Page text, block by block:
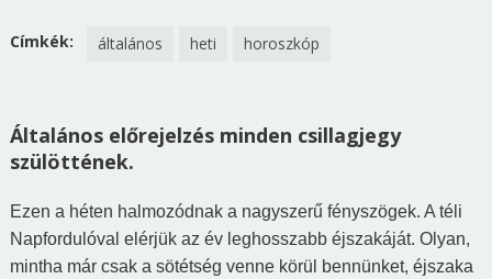
Címkék: általános heti horoszkóp
Általános előrejelzés minden csillagjegy
szülöttének.
Ezen a héten halmozódnak a nagyszerű fényszögek. Atéli
Napfordulóval elérjük az év leghosszabb éjszakáját. Olyan,
mintha már csak a sötétség venne körül bennünket, éjszaka